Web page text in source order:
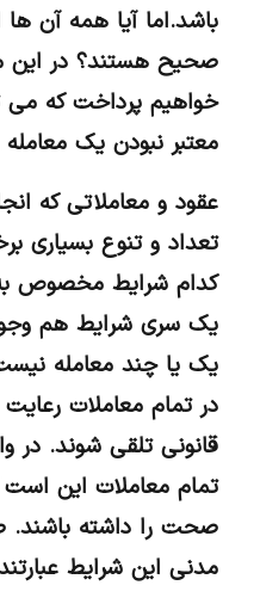
باشد.اما آیا همه آن
صحیح هستند؟ در این
خواهیم پرداخت که
معتبر نبودن یک معامله
عقود و معاملاتی که
تعداد و تنوع بسیاری
کدام شرایط مخصوص به
یک سری شرایط هم
یک یا چند معامله
در تمام معاملات
قانونی تلقی شوند. در
تمام معاملات این است
مدنی این شرایط